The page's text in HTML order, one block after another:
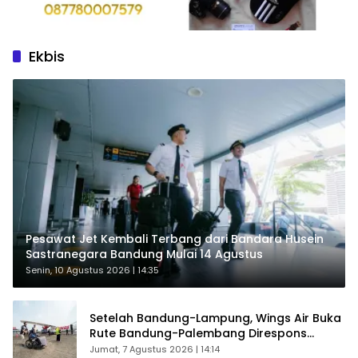
Ekbis
Pesawat Jet Kembali Terbang dari Bandara Husein
Sastranegara Bandung Mulai 14 Agustus
Senin, 10 Agustus 2026 | 14:35
Setelah Bandung-Lampung, Wings Air Buka
Rute Bandung-Palembang Direspons
Langsung Penumpang
Jumat, 7 Agustus 2026 | 14:14